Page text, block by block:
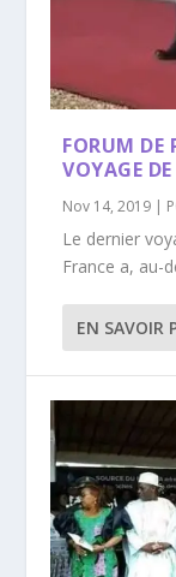
FORUM DE
VOYAGE
Nov 14, 2019 |
Le dernier
France a, au-
EN SAVOIR